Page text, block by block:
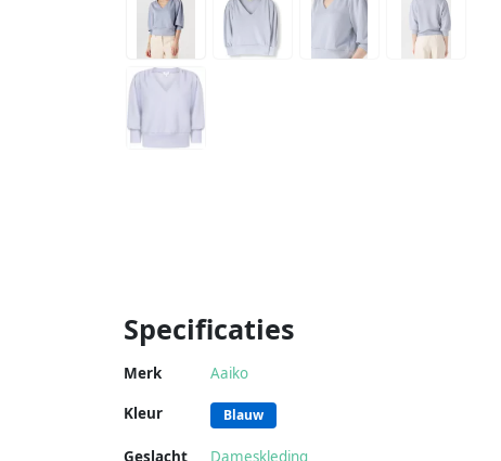
Specificaties
Merk Aaiko
Kleur Blauw
Geslacht
Dameskleding